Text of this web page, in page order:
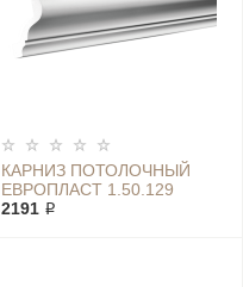
КАРНИЗ ПОТОЛОЧНЫЙ
ЕВРОПЛАСТ 1.50.129
2191 ₽